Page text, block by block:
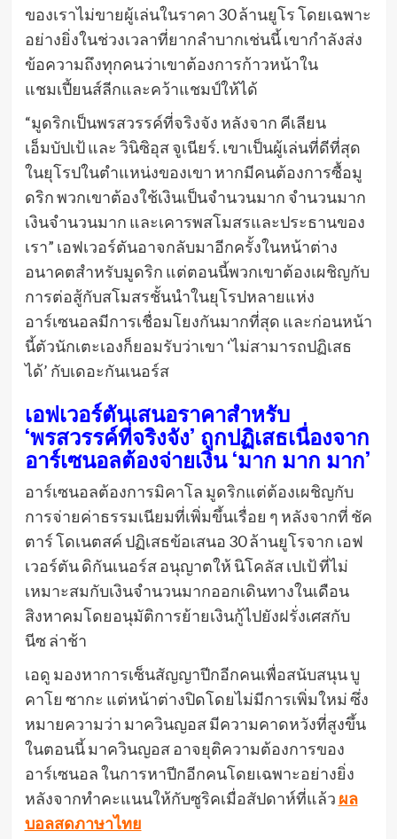
ของเราไม่ขายผู้เล่นในราคา 30 ล้านยูโร โดยเฉพาะ
อย่างยิ่งในช่วงเวลาที่ยากลำบากเช่นนี้ เขากำลังส่ง
ข้อความถึงทุกคนว่าเขาต้องการก้าวหน้าใน
แชมเปี้ยนส์ลีกและคว้าแชมป์ให้ได้
“มูดริกเป็นพรสวรรค์ที่จริงจัง หลังจาก คีเลียน
เอ็มบัปเป้ และ วินิซิอุส จูเนียร์. เขาเป็นผู้เล่นที่ดีที่สุด
ในยุโรปในตำแหน่งของเขา หากมีคนต้องการซื้อมู
ดริก พวกเขาต้องใช้เงินเป็นจำนวนมาก จำนวนมาก
เงินจำนวนมาก และเคารพสโมสรและประธานของ
เรา” เอฟเวอร์ตันอาจกลับมาอีกครั้งในหน้าต่าง
อนาคตสำหรับมูดริก แต่ตอนนี้พวกเขาต้องเผชิญกับ
การต่อสู้กับสโมสรชั้นนำในยุโรปหลายแห่ง
อาร์เซนอลมีการเชื่อมโยงกันมากที่สุด และก่อนหน้า
นี้ตัวนักเตะเองก็ยอมรับว่าเขา ‘ไม่สามารถปฏิเสธ
ได้’ กับเดอะกันเนอร์ส
เอฟเวอร์ตันเสนอราคาสำหรับ
‘พรสวรรค์ที่จริงจัง’ ถูกปฏิเสธเนื่องจาก
อาร์เซนอลต้องจ่ายเงิน ‘มาก มาก มาก’
อาร์เซนอลต้องการมิคาโล มูดริกแต่ต้องเผชิญกับ
การจ่ายค่าธรรมเนียมที่เพิ่มขึ้นเรื่อย ๆ หลังจากที่ ชัค
ตาร์ โดเนตสค์ ปฏิเสธข้อเสนอ 30 ล้านยูโรจาก เอฟ
เวอร์ตัน ดิกันเนอร์ส อนุญาตให้ นิโคลัส เปเป้ ที่ไม่
เหมาะสมกับเงินจำนวนมากออกเดินทางในเดือน
สิงหาคมโดยอนุมัติการย้ายเงินกู้ไปยังฝรั่งเศสกับ
นีซ ล่าช้า
เอดู มองหาการเซ็นสัญญาปีกอีกคนเพื่อสนับสนุน บู
คาโย ซากะ แต่หน้าต่างปิดโดยไม่มีการเพิ่มใหม่ ซึ่ง
หมายความว่า มาควินญอส มีความคาดหวังที่สูงขึ้น
ในตอนนี้ มาควินญอส อาจยุติความต้องการของ
อาร์เซนอล ในการหาปีกอีกคนโดยเฉพาะอย่างยิ่ง
หลังจากทำคะแนนให้กับซูริคเมื่อสัปดาห์ที่แล้ว ผล
บอลสดภาษาไทย